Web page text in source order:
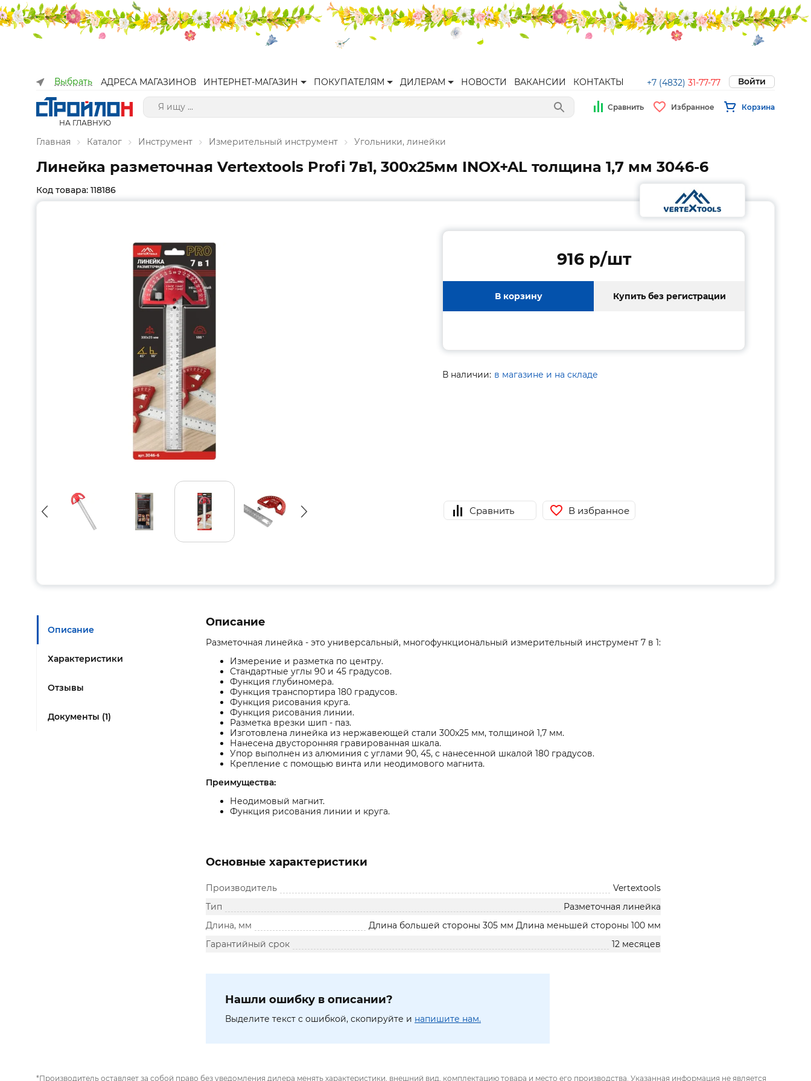
Выбрать АДРЕСА МАГАЗИНОВ ИНТЕРНЕТ-МАГАЗИН ПОКУПАТЕЛЯМ ДИЛЕРАМ НОВОСТИ ВАКАНСИИ КОНТАКТЫ +7 (4832) 31-77-77 Войти
НА ГЛАВНУЮ
Сравнить Избранное Корзина
Главная Каталог Инструмент Измерительный инструмент Угольники, линейки
Линейка разметочная Vertextools Profi 7в1, 300х25мм INOX+AL толщина 1,7 мм 3046-6
Код товара: 118186
916 p/шт
В корзину Купить без регистрации
В наличии: в магазине и на складе
Сравнить В избранное
Описание
Характеристики
Отзывы
Документы (1)
Описание
Разметочная линейка - это универсальный, многофункциональный измерительный инструмент 7 в 1:
Измерение и разметка по центру.
Стандартные углы 90 и 45 градусов.
Функция глубиномера.
Функция транспортира 180 градусов.
Функция рисования круга.
Функция рисования линии.
Разметка врезки шип - паз.
Изготовлена линейка из нержавеющей стали 300х25 мм, толщиной 1,7 мм.
Нанесена двусторонняя гравированная шкала.
Упор выполнен из алюминия с углами 90, 45, с нанесенной шкалой 180 градусов.
Крепление с помощью винта или неодимового магнита.
Преимущества:
Неодимовый магнит.
Функция рисования линии и круга.
Основные характеристики
Производитель
Vertextools
Тип
Разметочная линейка
Длина, мм
Длина большей стороны 305 мм Длина меньшей стороны 100 мм
Гарантийный срок
12 месяцев
Нашли ошибку в описании?
Выделите текст с ошибкой, скопируйте и напишите нам.
*Производитель оставляет за собой право без уведомления дилера менять характеристики, внешний вид, комплектацию товара и место его производства. Указанная информация не является